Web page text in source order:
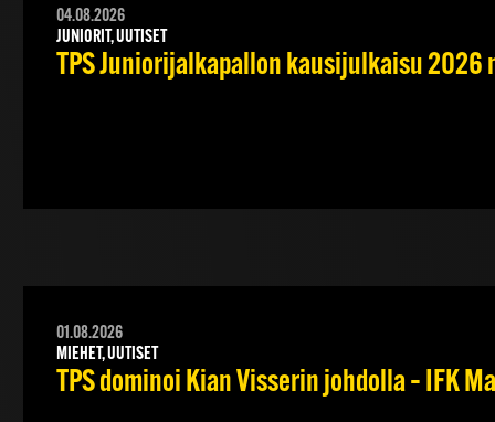
04.08.2026
JUNIORIT, UUTISET
TPS Juniorijalkapallon kausijulkaisu 2026
01.08.2026
MIEHET, UUTISET
TPS dominoi Kian Visserin johdolla – IFK